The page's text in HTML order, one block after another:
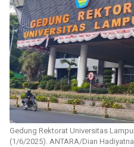
Gedung Rektorat Universitas
(1/6/2025). ANTARA/Dian Hadiyatna